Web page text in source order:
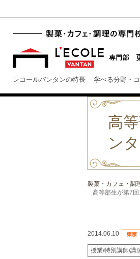
レコールバンタンの特長 学べる分野・
高
ン
製菓・カフェ・調
高等部生が第7
2014.06.10
授業/特別講師/講